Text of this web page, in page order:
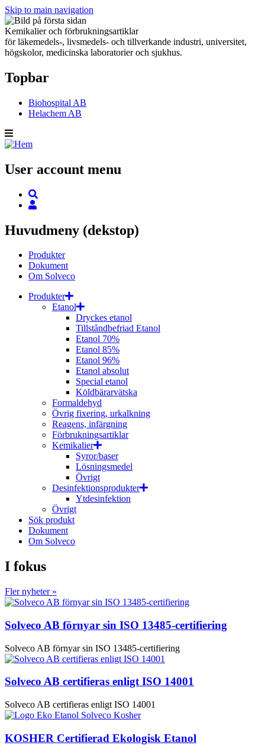
Skip to main navigation
Kemikalier och förbrukningsartiklar
för läkemedels-, livsmedels- och tillverkande industri, universitet,
högskolor, medicinska laboratorier och sjukhus.
Topbar
Biohospital AB
Helachem AB
User account menu
Huvudmeny (dekstop)
Produkter
Dokument
Om Solveco
Produkter
Etanol
Dryckes etanol
Tillståndbefriad Etanol
Etanol 70%
Etanol 85%
Etanol 96%
Etanol absolut
Special etanol
Köldbärarvätska
Formaldehyd
Övrig fixering, urkalkning
Reagens, infärgning
Förbrukningsartiklar
Kemikalier
Syror/baser
Lösningsmedel
Övrigt
Desinfektionsprodukter
Ytdesinfektion
Övrigt
Sök produkt
Dokument
Om Solveco
I fokus
Fler nyheter »
Solveco AB förnyar sin ISO 13485-certifiering
Solveco AB förnyar sin ISO 13485-certifiering
Solveco AB certifieras enligt ISO 14001
Solveco AB certifieras enligt ISO 14001
KOSHER Certifierad Ekologisk Etanol